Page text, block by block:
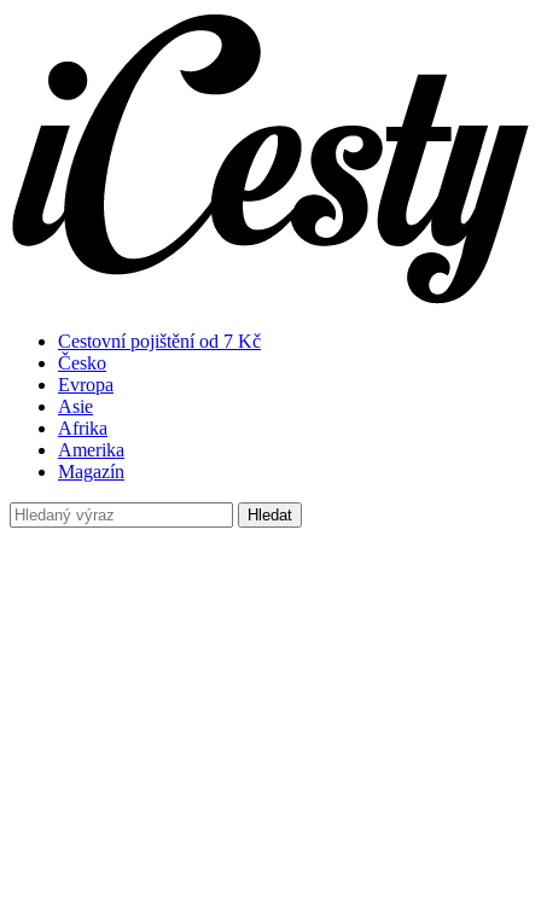
Cestovní pojištění od 7 Kč
Česko
Evropa
Asie
Afrika
Amerika
Magazín
Hledat